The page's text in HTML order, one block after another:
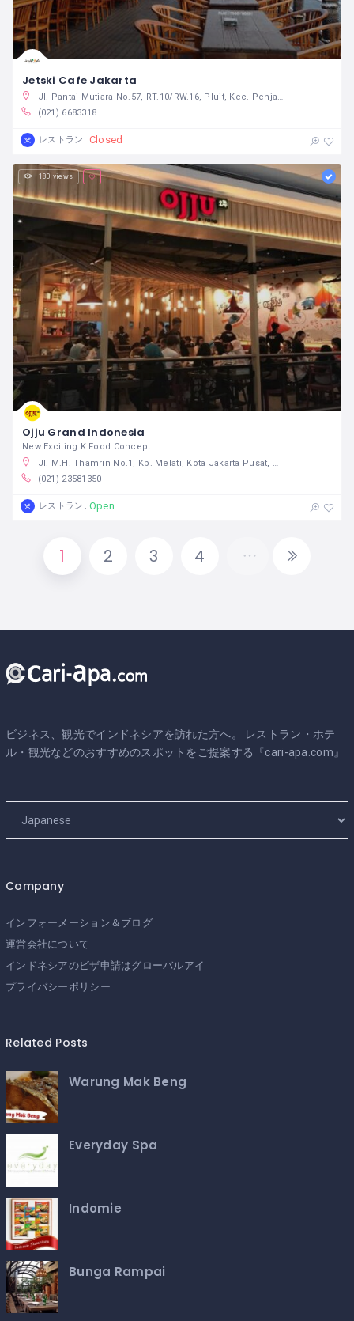
Jetski Cafe Jakarta
Jl. Pantai Mutiara No.57, RT.10/RW.16, Pluit, Kec. Penjaringan, Kota Jkt Utara, Daerah Khusus Ibukota Jakarta 14450 インドネシア
(021) 6683318
レストラン Closed
180 views
Ojju Grand Indonesia
New Exciting K.Food Concept
Jl. M.H. Thamrin No.1, Kb. Melati, Kota Jakarta Pusat, Daerah Khusus Ibukota Jakarta 10310 インドネシア
(021) 23581350
レストラン Open
1 2 3 4
ビジネス、観光でインドネシアを訪れた方へ。 レストラン・ホテ
ル・観光などのおすすめのスポットをご提案する『cari-apa.com』
Company
インフォーメーション＆ブログ
運営会社について
インドネシアのビザ申請はグローバルアイ
プライバシーポリシー
Related Posts
Warung Mak Beng
Everyday Spa
Indomie
Bunga Rampai